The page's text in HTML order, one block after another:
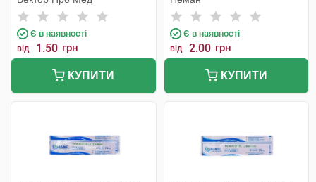
Є в наявності
від 1.50 грн
КУПИТИ
Є в наявності
від 2.00 грн
КУПИТИ